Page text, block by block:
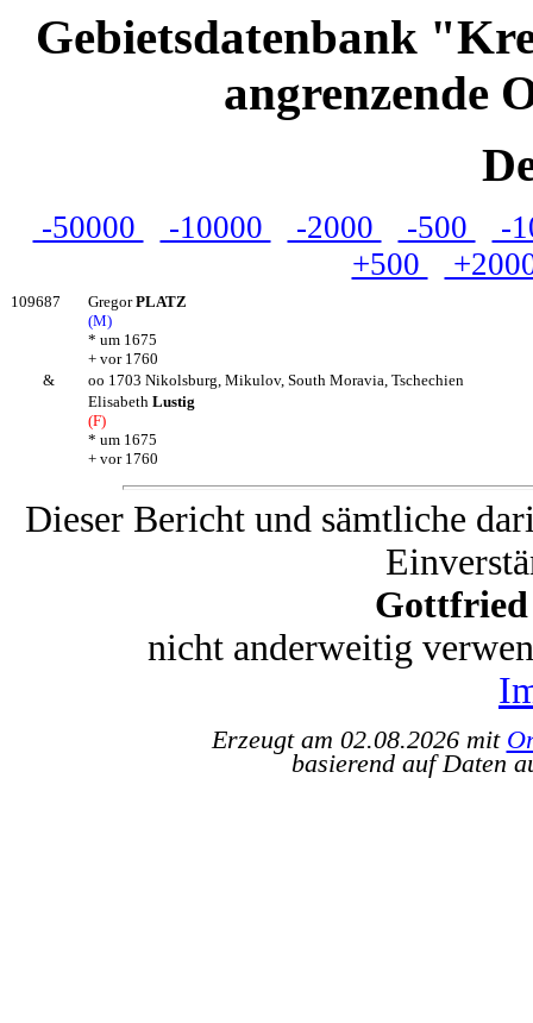
Gebietsdatenbank
angrenzende
-50000 -10000 -2000 -500
-
+500
109687 GregorPLATZ
(M)
* um 1675
+ vor 1760
&
oo 1703 Nikolsburg, Mikulov, South Moravia, Tschechien
Elisabeth Lustig
(F)
* um 1675
+ vor 1760
Dieser Bericht und sämtliche
Gottfried
nicht anderweitig
Erzeugt am 02.08.2026 mit
basierend auf Daten